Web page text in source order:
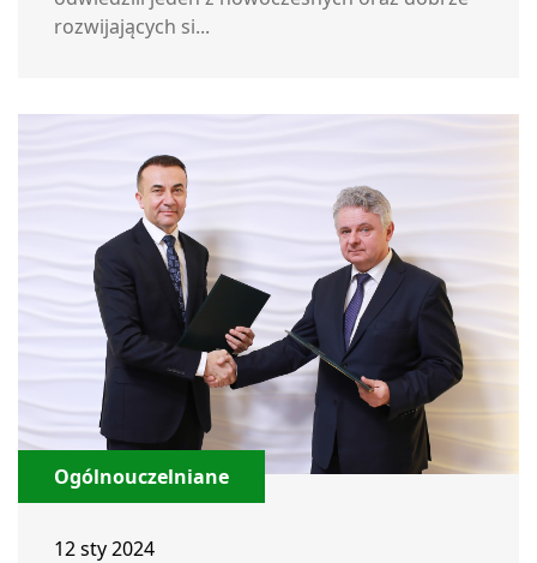
rozwijających si...
Ogólnouczelniane
12 sty 2024